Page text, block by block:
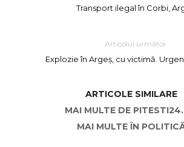
Transport ilegal în Corbi,
Articolul următor
Explozie în Argeș, cu victimă.
ARTICOLE SIMILARE
MAI MULTE DE
MAI MULTE ÎN